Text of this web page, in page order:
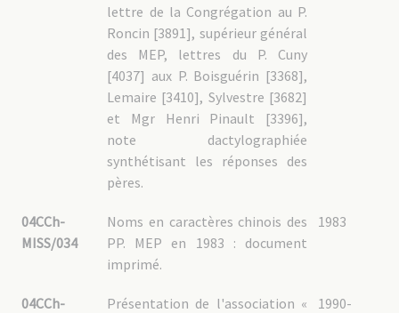
lettre de la Congrégation au P.
Roncin [3891], supérieur général
des MEP, lettres du P. Cuny
[4037] aux P. Boisguérin [3368],
Lemaire [3410], Sylvestre [3682]
et Mgr Henri Pinault [3396],
note dactylographiée
synthétisant les réponses des
pères.
04CCh-
MISS/034
1983
Noms en caractères chinois des
PP. MEP en 1983 : document
imprimé.
04CCh-
1990-
Présentation de l'association «